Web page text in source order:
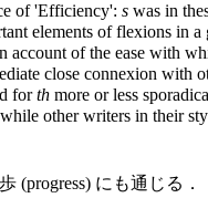
of 'Efficiency': s was in
elements of flexions in a
account of the ease with
close connexion with
forth more or less
other writers in their
にも通じる．